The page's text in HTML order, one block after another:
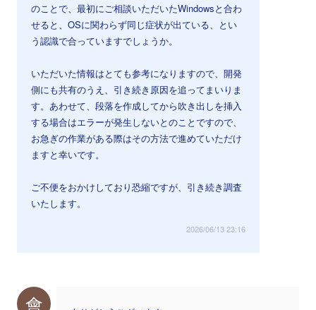
のことで、最初にご相談いただいたWindowsと合わ
せると、OSに関わらず同じ症状が出ている、とい
う認識で合っていますでしょうか。
いただいた情報はとても参考になりますので、開発
側にも共有のうえ、引き続き原因を追ってまいりま
す。あわせて、段落を作成してから吹き出しを挿入
する場合はエラーが発生しないとのことですので、
お急ぎの作業がある際はその方法で進めていただけ
ますと幸いです。
ご不便をおかけしており恐縮ですが、引き続き調査
いたします。
2026/06/13 23:16
會